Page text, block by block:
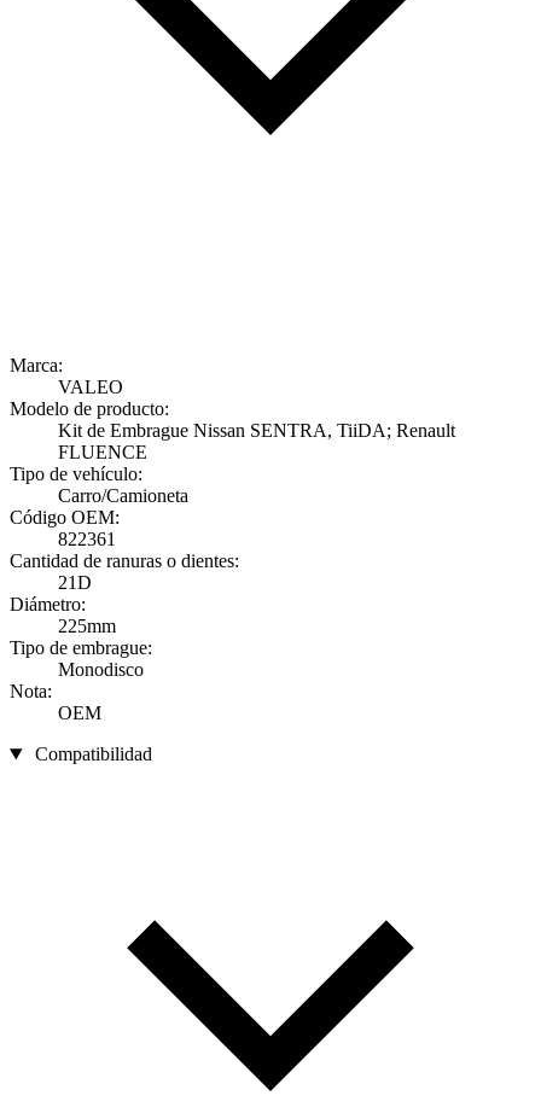
Marca:
VALEO
Modelo de producto:
Kit de Embrague Nissan SENTRA, TiiDA; Renault
FLUENCE
Tipo de vehículo:
Carro/Camioneta
Código OEM:
822361
Cantidad de ranuras o dientes:
21D
Diámetro:
225mm
Tipo de embrague:
Monodisco
Nota:
OEM
Compatibilidad